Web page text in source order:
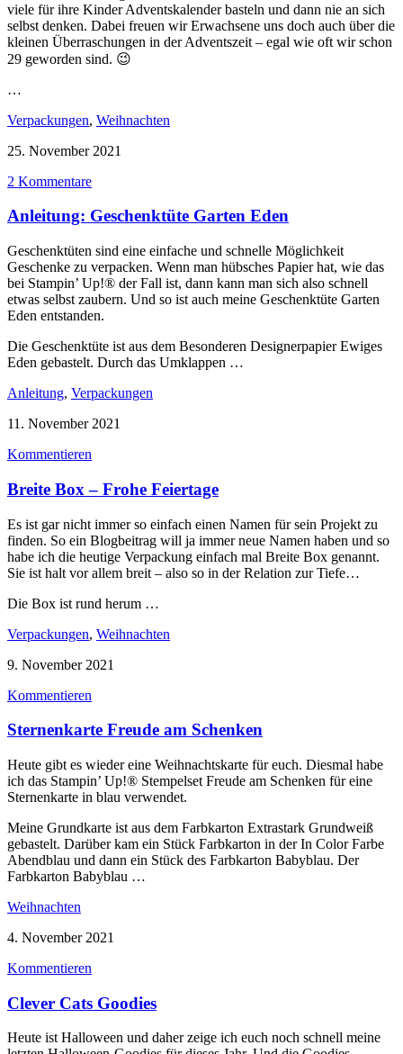
viele für ihre Kinder Adventskalender basteln und dann nie an sich
selbst denken. Dabei freuen wir Erwachsene uns doch auch über die
kleinen Überraschungen in der Adventszeit – egal wie oft wir schon
29 geworden sind. 😉
…
Verpackungen, Weihnachten
25. November 2021
2 Kommentare
Anleitung: Geschenktüte Garten Eden
Geschenktüten sind eine einfache und schnelle Möglichkeit
Geschenke zu verpacken. Wenn man hübsches Papier hat, wie das
bei Stampin’ Up!® der Fall ist, dann kann man sich also schnell
etwas selbst zaubern. Und so ist auch meine Geschenktüte Garten
Eden entstanden.
Die Geschenktüte ist aus dem Besonderen Designerpapier Ewiges
Eden gebastelt. Durch das Umklappen …
Anleitung, Verpackungen
11. November 2021
Kommentieren
Breite Box – Frohe Feiertage
Es ist gar nicht immer so einfach einen Namen für sein Projekt zu
finden. So ein Blogbeitrag will ja immer neue Namen haben und so
habe ich die heutige Verpackung einfach mal Breite Box genannt.
Sie ist halt vor allem breit – also so in der Relation zur Tiefe…
Die Box ist rund herum …
Verpackungen, Weihnachten
9. November 2021
Kommentieren
Sternenkarte Freude am Schenken
Heute gibt es wieder eine Weihnachtskarte für euch. Diesmal habe
ich das Stampin’ Up!® Stempelset Freude am Schenken für eine
Sternenkarte in blau verwendet.
Meine Grundkarte ist aus dem Farbkarton Extrastark Grundweiß
gebastelt. Darüber kam ein Stück Farbkarton in der In Color Farbe
Abendblau und dann ein Stück des Farbkarton Babyblau. Der
Farbkarton Babyblau …
Weihnachten
4. November 2021
Kommentieren
Clever Cats Goodies
Heute ist Halloween und daher zeige ich euch noch schnell meine